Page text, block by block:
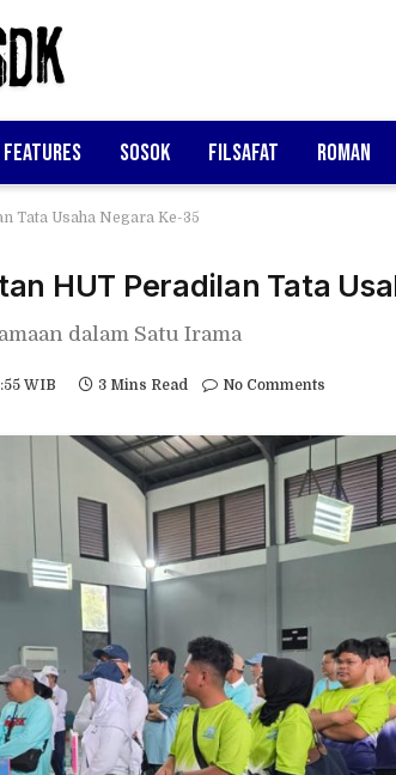
Features Sosok Filsafat Roman
Tata Usaha Negara Ke-35
HUT Peradilan Tata
dalam Satu Irama
WIB 3 Mins Read No Comments